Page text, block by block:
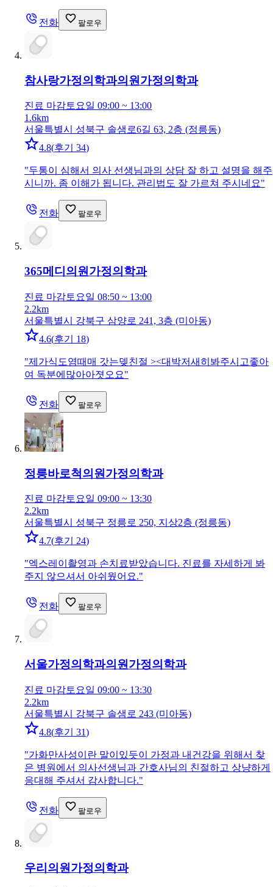
전화 팔로우
참사랑가정의학과의원 가정의학과
진료 마감토요일 09:00 ~ 13:00
1.6km
서울특별시 성북구 솔샘로6길 63, 2층 (정릉동)
4.8(후기 34)
"두통이 심해서 의사 선생님과의 상담 잘 하고 설명을 해주
시니까. 좀 이해가 됩니다. 관리법도 잘 가르쳐 주시네요"
전화 팔로우
365메디의원 가정의학과
진료 마감토요일 08:50 ~ 13:00
2.2km
서울특별시 강북구 삼양로 241, 3층 (미아동)
4.6(후기 18)
"제가식도염때매 갓는뎆친절 ><대박저새히봐주시고좋아
여 독분에많아아졋오요"
전화 팔로우
정릉바로척의원 가정의학과
진료 마감토요일 09:00 ~ 13:30
2.2km
서울특별시 성북구 정릉로 250, 지상2층 (정릉동)
4.7(후기 24)
"엑스레이촬영과 손치료받았습니다. 진료를 자세하게 봐
주지 않으셔서 아쉬웠어요."
전화 팔로우
서울가정의학과의원 가정의학과
진료 마감토요일 09:00 ~ 13:30
2.2km
서울특별시 강북구 솔샘로 243 (미아동)
4.8(후기 31)
"가화만사성이란 말이있듯이 가정과 내건강을 위해서 찾
은 병원에서 의사선생님과 간호사님의 친절하고 상냥하게
응대해 주셔서 감사합니다."
전화 팔로우
우리의원가정의학과